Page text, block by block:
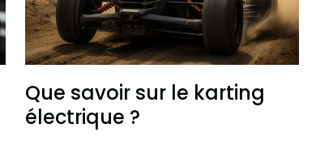
Que savoir sur le karting
électrique ?